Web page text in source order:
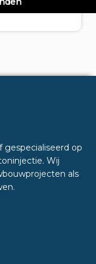
gespecialiseerd op
Wij
als